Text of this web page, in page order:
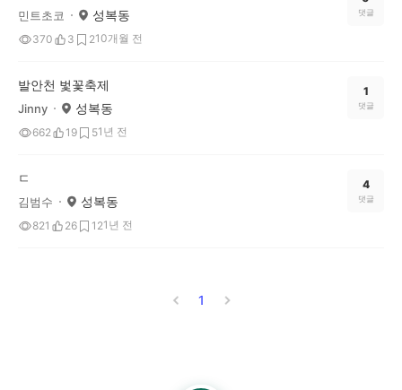
민트초코 성복동
370 3 210개월 전
댓글
발안천 벛꽃축제
Jinny 성복동
662 19 51년 전
1
댓글
ㄷ
김범수 성복동
821 26 121년 전
4
댓글
1